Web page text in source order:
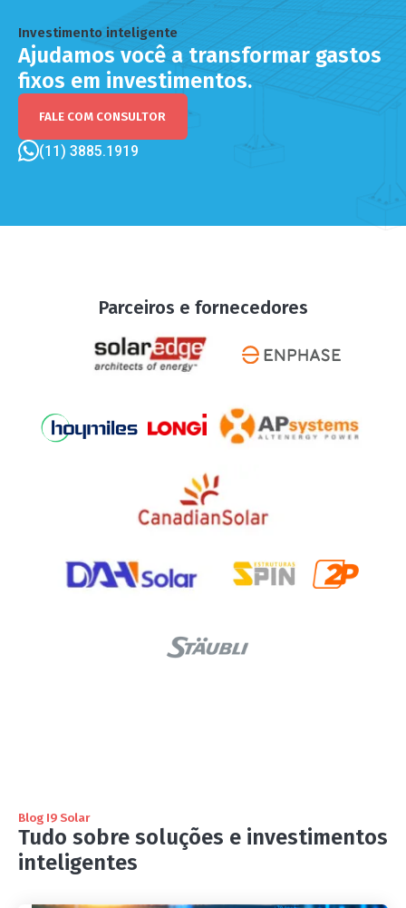
Investimento inteligente
Ajudamos você a transformar gastos
fixos em investimentos.
FALE COM CONSULTOR
(11) 3885.1919
Parceiros e fornecedores
Blog I9 Solar
Tudo sobre soluções e investimentos
inteligentes